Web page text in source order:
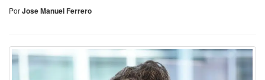
PorJose Manuel Ferrero